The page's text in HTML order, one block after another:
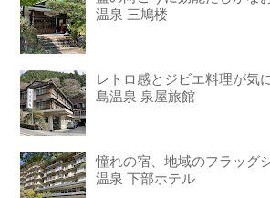
温泉 三鳩楼
レトロ感とジビエ料理が気
島温泉 泉屋旅館
憧れの宿、地域のフラッグ
温泉 下部ホテル